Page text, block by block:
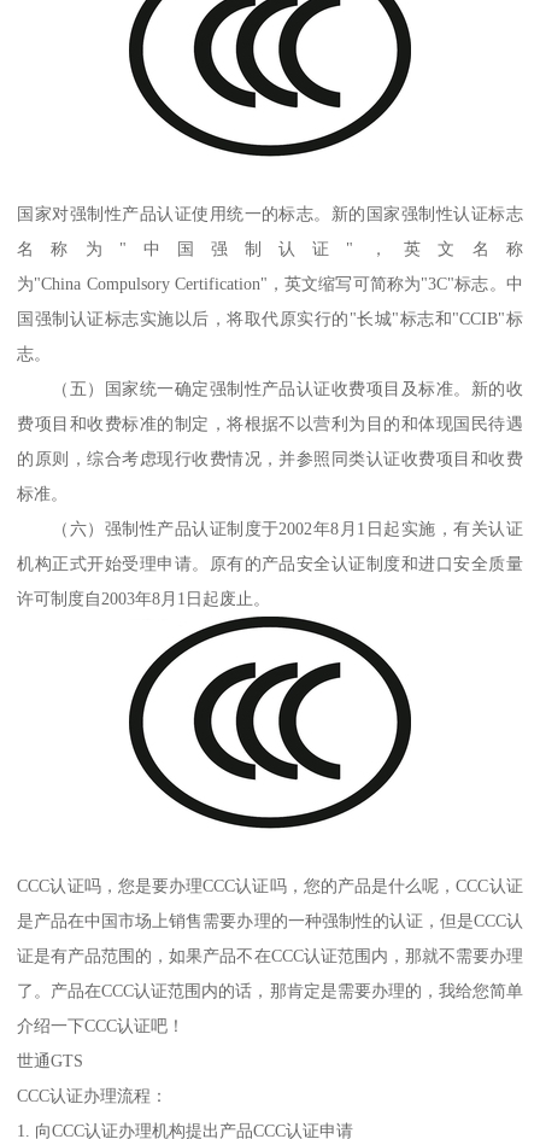
国家对强制性产品认证使用统一的标志。新的国家强制性认证标志
名称为"中国强制认证"，英文名称
为"China Compulsory Certification"，英文缩写可简称为"3C"标志。中
国强制认证标志实施以后，将取代原实行的"长城"标志和"CCIB"标
志。
（五）国家统一确定强制性产品认证收费项目及标准。新的收
费项目和收费标准的制定，将根据不以营利为目的和体现国民待遇
的原则，综合考虑现行收费情况，并参照同类认证收费项目和收费
标准。
（六）强制性产品认证制度于2002年8月1日起实施，有关认证
机构正式开始受理申请。原有的产品安全认证制度和进口安全质量
许可制度自2003年8月1日起废止。
CCC认证吗，您是要办理CCC认证吗，您的产品是什么呢，CCC认证
是产品在中国市场上销售需要办理的一种强制性的认证，但是CCC认
证是有产品范围的，如果产品不在CCC认证范围内，那就不需要办理
了。产品在CCC认证范围内的话，那肯定是需要办理的，我给您简单
介绍一下CCC认证吧！
世通GTS
CCC认证办理流程：
1. 向CCC认证办理机构提出产品CCC认证申请